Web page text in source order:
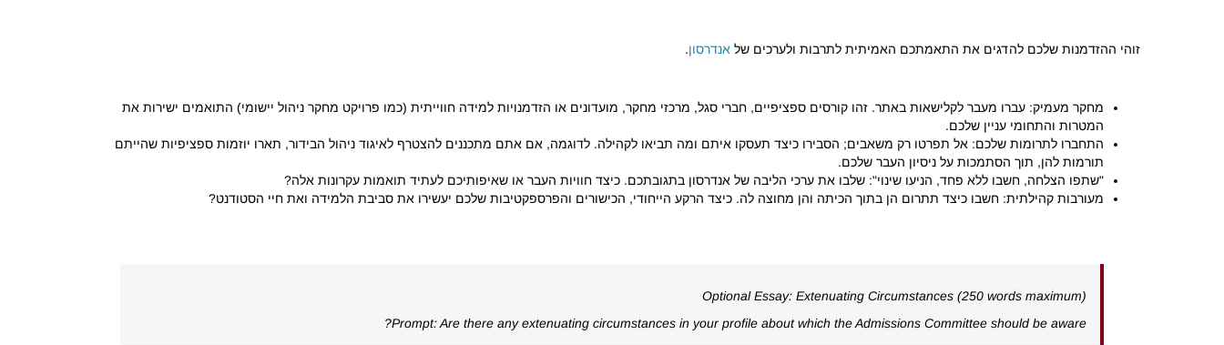
זוהי ההזדמנות שלכם להדגים את התאמתכם האמיתית לתרבות ולערכים של אנדרסון.
מחקר מעמיק: עברו מעבר לקלישאות באתר. זהו קורסים ספציפיים, חברי סגל, מרכזי מחקר, מועדונים או הזדמנויות למידה חווייתית (כמו פרויקט מחקר ניהול יישומי) התואמים ישירות את
המטרות והתחומי עניין שלכם.
התחברו לתרומות שלכם: אל תפרטו רק משאבים; הסבירו כיצד תעסקו איתם ומה תביאו לקהילה. לדוגמה, אם אתם מתכננים להצטרף לאיגוד ניהול הבידור, תארו יוזמות ספציפיות שהייתם
תורמות להן, תוך הסתמכות על ניסיון העבר שלכם.
"שתפו הצלחה, חשבו ללא פחד, הניעו שינוי": שלבו את ערכי הליבה של אנדרסון בתגובתכם. כיצד חוויות העבר או שאיפותיכם לעתיד תואמות עקרונות אלה?
מעורבות קהילתית: חשבו כיצד תתרום הן בתוך הכיתה והן מחוצה לה. כיצד הרקע הייחודי, הכישורים והפרספקטיבות שלכם יעשירו את סביבת הלמידה ואת חיי הסטודנט?
Optional Essay: Extenuating Circumstances (250 words maximum)
Prompt: Are there any extenuating circumstances in your profile about which the Admissions Committee should be aware?